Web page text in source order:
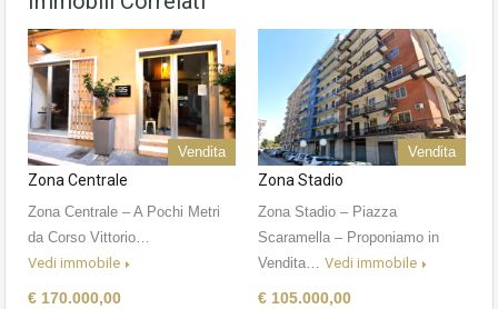
Vendita
Zona Centrale
Zona Centrale – A Pochi Metri
da Corso Vittorio…
Vedi immobile
€ 170.000,00
Vendita
Zona Stadio
Zona Stadio – Piazza
Scaramella – Proponiamo in
Vendita… Vedi immobile
€ 105.000,00